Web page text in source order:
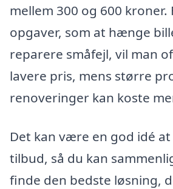
mellem 300 og 600 kroner.
opgaver, som at hænge
reparere småfejl, vil man
lavere pris, mens større
renoveringer kan koste
Det kan være en god idé
tilbud, så du kan
finde den bedste løsning,